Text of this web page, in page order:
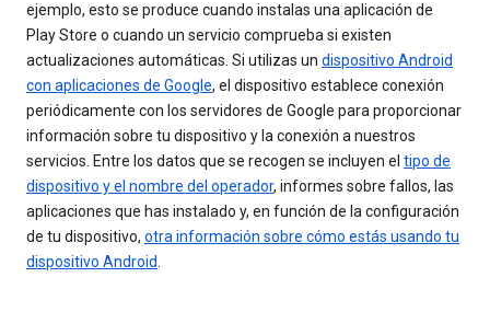
ejemplo, esto se produce cuando instalas una aplicación de
Play Store o cuando un servicio comprueba si existen
actualizaciones automáticas. Si utilizas un dispositivo Android
con aplicaciones de Google, el dispositivo establece conexión
periódicamente con los servidores de Google para proporcionar
información sobre tu dispositivo y la conexión a nuestros
servicios. Entre los datos que se recogen se incluyen el tipo de
dispositivo y el nombre del operador, informes sobre fallos, las
aplicaciones que has instalado y, en función de la configuración
de tu dispositivo, otra información sobre cómo estás usando tu
dispositivo Android.